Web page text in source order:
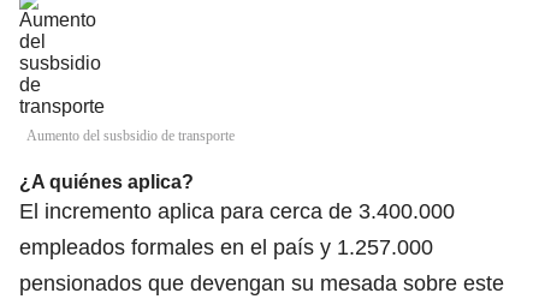
Aumento del susbsidio de transporte
¿A quiénes aplica?
El incremento aplica para cerca de 3.400.000
empleados formales en el país y 1.257.000
pensionados que devengan su mesada sobre este